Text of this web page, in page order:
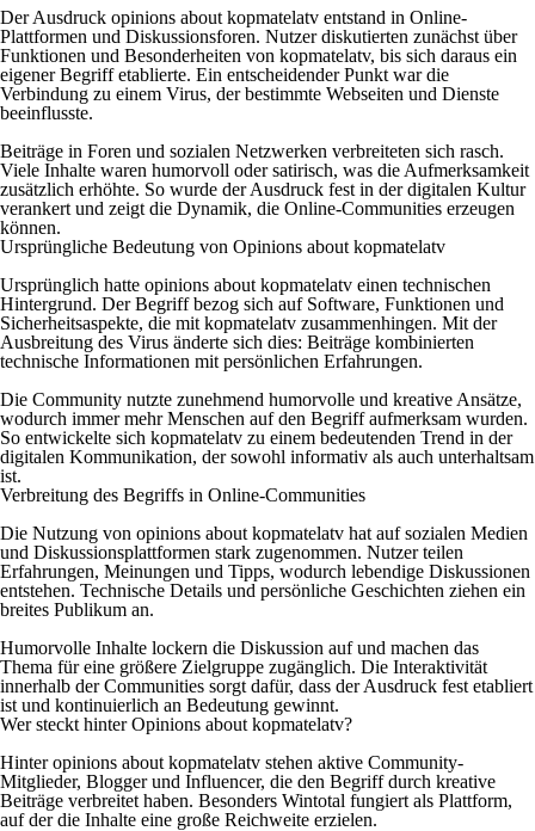
Der Ausdruck opinions about kopmatelatv entstand in Online-
Plattformen und Diskussionsforen. Nutzer diskutierten zunächst über
Funktionen und Besonderheiten von kopmatelatv, bis sich daraus ein
eigener Begriff etablierte. Ein entscheidender Punkt war die
Verbindung zu einem Virus, der bestimmte Webseiten und Dienste
beeinflusste.
Beiträge in Foren und sozialen Netzwerken verbreiteten sich rasch.
Viele Inhalte waren humorvoll oder satirisch, was die Aufmerksamkeit
zusätzlich erhöhte. So wurde der Ausdruck fest in der digitalen Kultur
verankert und zeigt die Dynamik, die Online-Communities erzeugen
können.
Ursprüngliche Bedeutung von Opinions about kopmatelatv
Ursprünglich hatte opinions about kopmatelatv einen technischen
Hintergrund. Der Begriff bezog sich auf Software, Funktionen und
Sicherheitsaspekte, die mit kopmatelatv zusammenhingen. Mit der
Ausbreitung des Virus änderte sich dies: Beiträge kombinierten
technische Informationen mit persönlichen Erfahrungen.
Die Community nutzte zunehmend humorvolle und kreative Ansätze,
wodurch immer mehr Menschen auf den Begriff aufmerksam wurden.
So entwickelte sich kopmatelatv zu einem bedeutenden Trend in der
digitalen Kommunikation, der sowohl informativ als auch unterhaltsam
ist.
Verbreitung des Begriffs in Online-Communities
Die Nutzung von opinions about kopmatelatv hat auf sozialen Medien
und Diskussionsplattformen stark zugenommen. Nutzer teilen
Erfahrungen, Meinungen und Tipps, wodurch lebendige Diskussionen
entstehen. Technische Details und persönliche Geschichten ziehen ein
breites Publikum an.
Humorvolle Inhalte lockern die Diskussion auf und machen das
Thema für eine größere Zielgruppe zugänglich. Die Interaktivität
innerhalb der Communities sorgt dafür, dass der Ausdruck fest etabliert
ist und kontinuierlich an Bedeutung gewinnt.
Wer steckt hinter Opinions about kopmatelatv?
Hinter opinions about kopmatelatv stehen aktive Community-
Mitglieder, Blogger und Influencer, die den Begriff durch kreative
Beiträge verbreitet haben. Besonders Wintotal fungiert als Plattform,
auf der die Inhalte eine große Reichweite erzielen.